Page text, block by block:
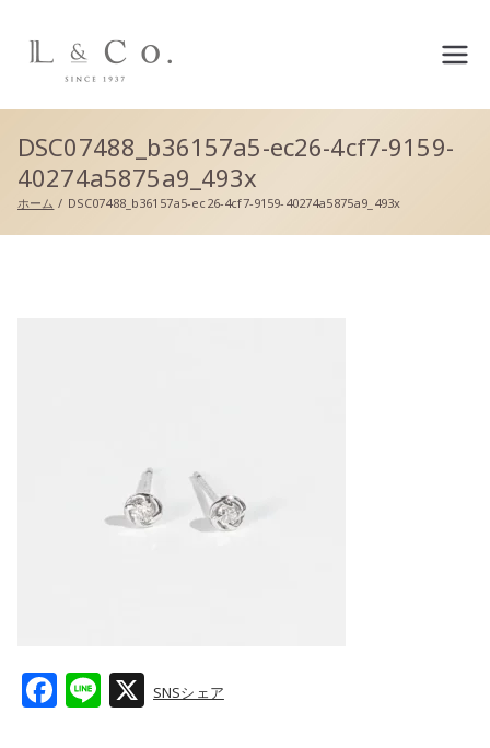
L&co.（エルアンドコー）公
DSC07488_b36157a5-ec26-4cf7-9159-
40274a5875a9_493x
ホーム DSC07488_b36157a5-ec26-4cf7-9159-40274a5875a9_493x
F Li X
SNSシェア